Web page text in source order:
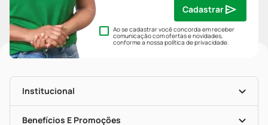
Ao se cadastrar você concorda em receber
comunicação com ofertas e novidades,
conforme a nossapolítica de privacidade.
Cadastrar
Institucional
Nossas Lojas
Benefícios E Promoções